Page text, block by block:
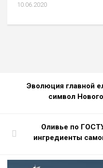
10.06.2020
Эволюция главной
символ
Оливье по
ингредиенты